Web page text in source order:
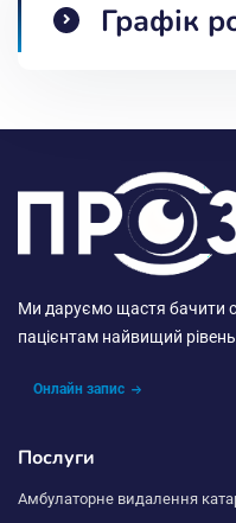
Графік
Ми даруємо щастя бачити
пацієнтам найвищий
Онлайн запис
Послуги
Амбулаторне видалення